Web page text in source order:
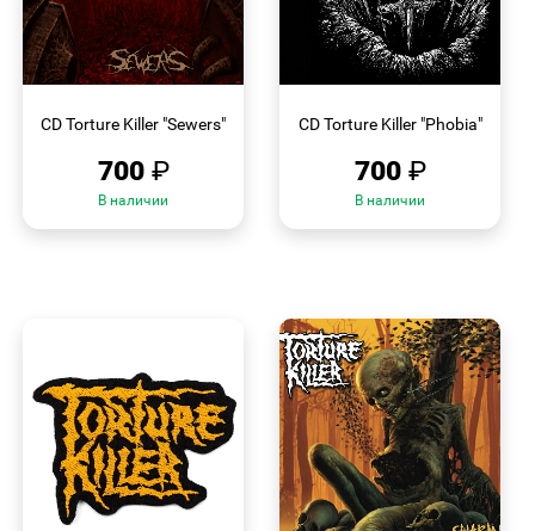
CD Torture Killer "Sewers"
700 ₽
В наличии
CD Torture Killer "Phobia"
700 ₽
В наличии